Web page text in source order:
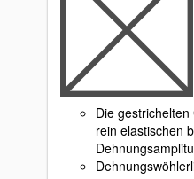
Die
rein elastischen